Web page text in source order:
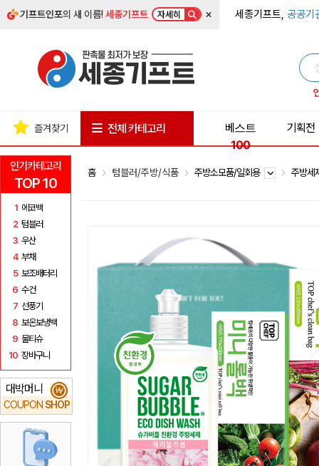
기프트인포의 새 이름!세종기프트 자세히 × 세종기프트, 공공기
인기카테고리
TOP 10
1 에코백
2 텀블러
3 우산
4 부채
5 보조배터리
6 수건
7 선풍기
8 보온보냉백
9 물티슈
10 장바구니
대박머니
COUPON SHOP
₩
즐겨찾기 전체 카테고리
베스트
100
기획전
홈 텀블러/주방/식품 주방소모품/일회용 주방